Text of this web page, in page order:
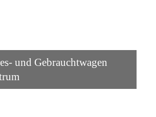
und Gebrauchtwagen